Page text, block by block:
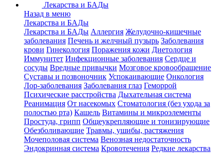
Лекарства и БАДы
Назад в меню
Лекарства и БАДы
Лекарства и БАДы Аллергия Желудочно-кишечные
заболевания Печень и желчный пузырь Заболевания
крови Гинекология Поражения кожи Диетология
Иммунитет Инфекционные заболевания Сердце и
сосуды Вредные привычки Мозговое кровообращение
Суставы и позвоночник Успокаивающие Онкология
Лор-заболевания Заболевания глаз Геморрой
Психические расстройства Дыхательная система
Реанимация От насекомых Стоматология (без ухода за
полостью рта) Кашель Витамины и микроэлементы
Простуда, грипп Общеукрепляющие и тонизирующие
Обезболивающие Травмы, ушибы, растяжения
Мочеполовая система Венозная недостаточность
Эндокринная система Кровотечения Редкие лекарства